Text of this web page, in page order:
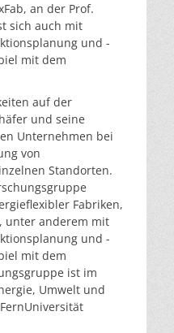
an der Prof.
sich auch mit
und -
mit dem
auf der
und seine
Unternehmen bei
von
Standorten.
Fabriken,
unter anderem mit
und -
mit dem
ist im
Umwelt und